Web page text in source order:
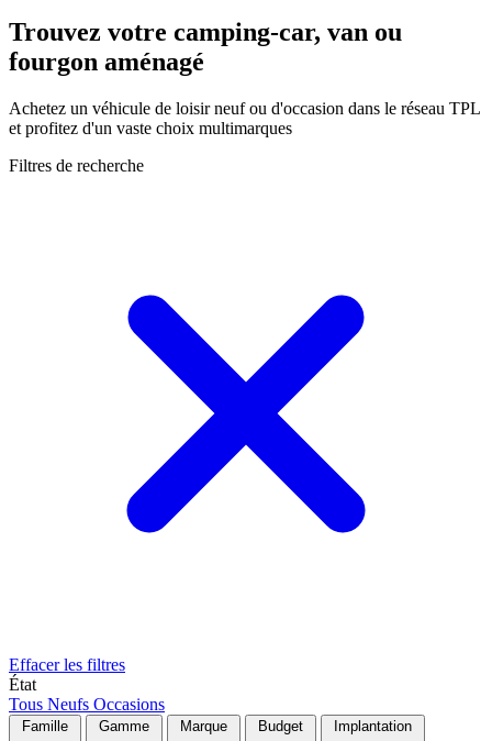
Trouvez votre camping-car, van ou
fourgon aménagé
Achetez un véhicule de loisir neuf ou d'occasion dans le réseau TPL
et profitez d'un vaste choix multimarques
Filtres de recherche
Effacer les filtres
État
Tous Neufs Occasions
Famille Gamme Marque Budget Implantation